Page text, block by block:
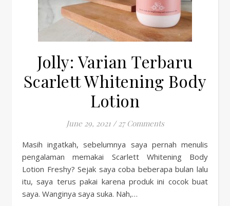
Jolly: Varian Terbaru
Scarlett Whitening Body
Lotion
June 29, 2021 / 27 Comments
Masih ingatkah, sebelumnya saya pernah menulis
pengalaman memakai Scarlett Whitening Body
Lotion Freshy? Sejak saya coba beberapa bulan lalu
itu, saya terus pakai karena produk ini cocok buat
saya. Wanginya saya suka. Nah,…